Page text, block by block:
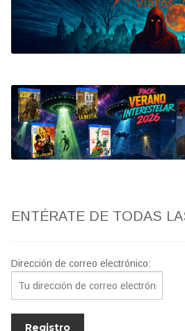
Bluray
Clasificada S
artwork
fantaterror
Jesús Franco
ENTÉRATE DE TODAS
Dirección de correo electrónico: